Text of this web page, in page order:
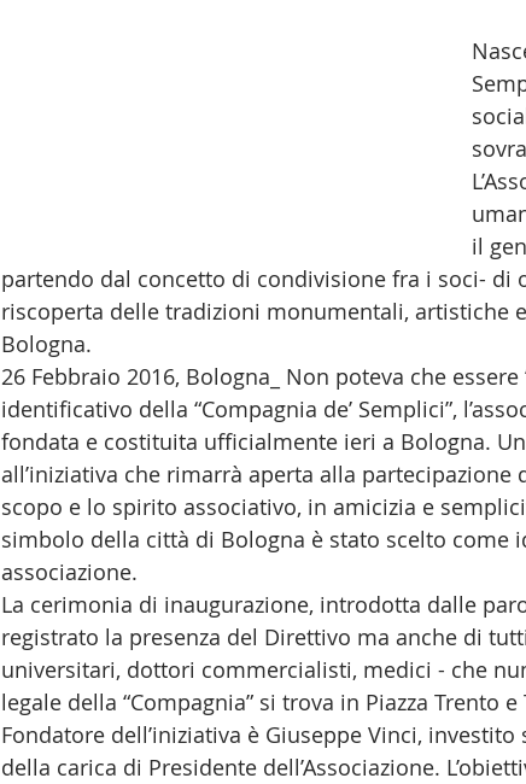
il
partendo dal concetto di condivisione fra i soci- di
riscoperta delle tradizioni monumentali, artistiche
Bologna.
26 Febbraio 2016, Bologna_ Non poteva che
identificativo della “Compagnia de’ Semplici”,
fondata e costituita ufficialmente ieri a Bologna.
all’iniziativa che rimarrà aperta alla
scopo e lo spirito associativo, in amicizia e
simbolo della città di Bologna è stato scelto come
associazione.
La cerimonia di inaugurazione, introdotta dalle
registrato la presenza del Direttivo ma anche di
universitari, dottori commercialisti, medici - che
legale della “Compagnia” si trova in Piazza Trento
Fondatore dell’iniziativa è Giuseppe Vinci,
della carica di Presidente dell’Associazione.